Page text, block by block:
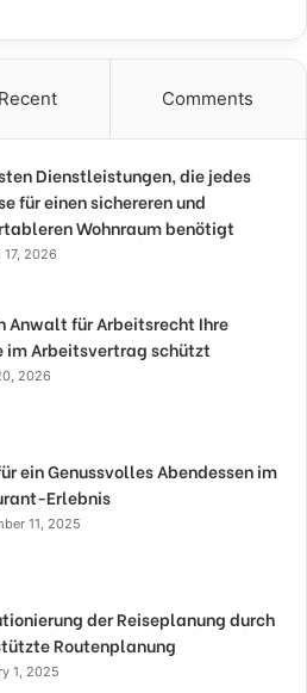
Recent Comments
Dienstleistungen, die jedes
für einen sichereren und
Wohnraum benötigt
17, 2026
Anwalt für Arbeitsrecht Ihre
im Arbeitsvertrag schützt
2026
ein Genussvolles Abendessen im
Erlebnis
11, 2025
der Reiseplanung durch
Routenplanung
1, 2025